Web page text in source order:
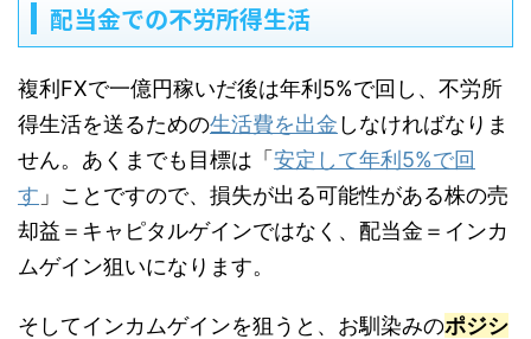
配当金での不労所得生活
複利FXで一億円稼いだ後は年利5%で回し、不労所
得生活を送るための生活費を出金 しなければなりま
せん。あくまでも目標は「 安定して年利5%で回
す 」ことですので、損失が出る可能性がある株の売
却益＝キャピタルゲインではなく、配当金＝インカ
ムゲイン狙いになります。
そしてインカムゲインを狙うと、お馴染みのポジシ